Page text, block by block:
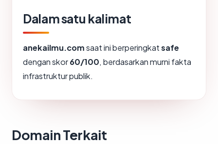
Dalam satu kalimat
anekailmu.comsaat ini berperingkatsafe
dengan skor60/100, berdasarkan murni fakta
infrastruktur publik.
Domain Terkait